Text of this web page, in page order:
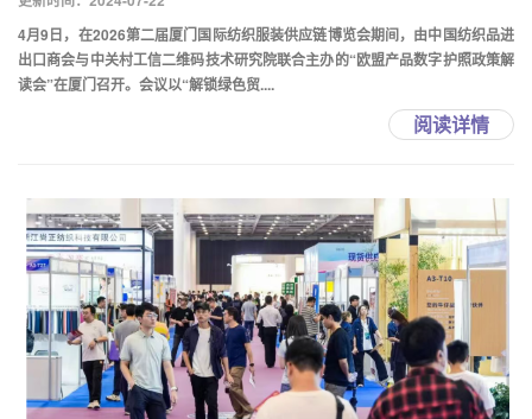
4月9日，在2026第二届厦门国际纺织服装供应链博览会期间，由中国纺织品进
出口商会与中关村工信二维码技术研究院联合主办的“欧盟产品数字护照政策解
读会”在厦门召开。会议以“解锁绿色贸....
阅读详情